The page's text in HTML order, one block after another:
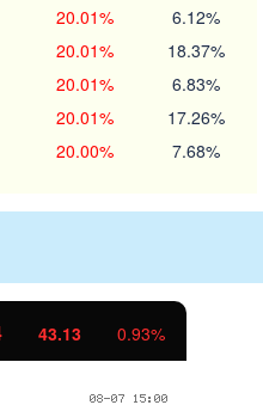
20.01% 6.12%
20.01% 18.37%
20.01% 6.83%
20.01% 17.26%
20.00% 7.68%
11.37 1.01%